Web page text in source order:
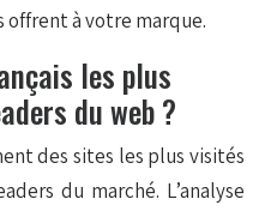
offrent à votre marque.
les plus
du web ?
des sites les plus visités
du marché. L’analyse